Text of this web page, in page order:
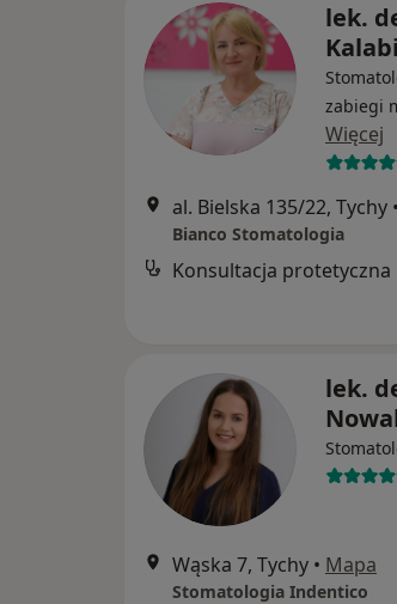
lek.
zabiegi
Więcej
al. Bielska 135/22, Tychy •
Bianco Stomatologia
Konsultacja protetyczna
lek.
Wąska 7, Tychy • Mapa
Stomatologia Indentico